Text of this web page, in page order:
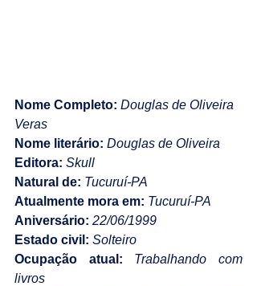
Nome Completo: Douglas de Oliveira
Veras
Nome literário: Douglas de Oliveira
Editora: Skull
Natural de: Tucuruí-PA
Atualmente mora em: Tucuruí-PA
Aniversário: 22/06/1999
Estado civil: Solteiro
Ocupação atual:
Trabalhando com
livros